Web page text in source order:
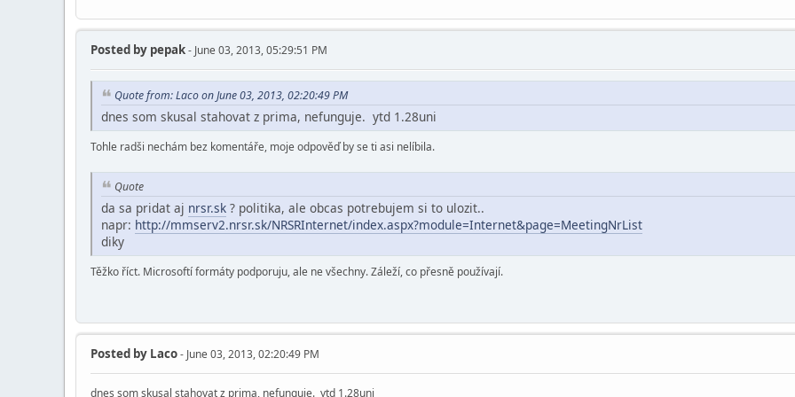
Posted by pepak- June 03, 2013, 05:29:51 PM
Quote from: Laco on June 03, 2013, 02:20:49 PM
dnes som skusal stahovat z prima, nefunguje. ytd 1.28uni
Tohle radši nechám bez komentáře, moje odpověď by se ti asi nelíbila.
Quote
da sa pridat aj nrsr.sk ? politika, ale obcas potrebujem si to ulozit..
napr: http://mmserv2.nrsr.sk/NRSRInternet/index.aspx?module=Internet&page=MeetingNrList
diky
Těžko říct. Microsoftí formáty podporuju, ale ne všechny. Záleží, co přesně používají.
Posted by Laco- June 03, 2013, 02:20:49 PM
dnes som skusal stahovat z prima, nefunguje. ytd 1.28uni